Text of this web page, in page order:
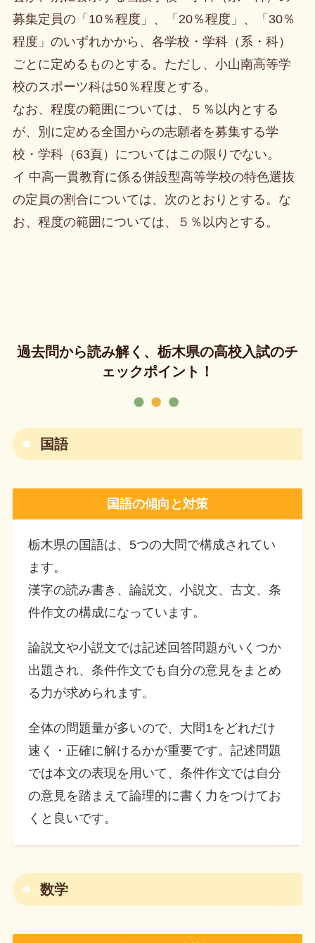
募集定員の「10％程度」、「20％程度」、「30％
程度」のいずれかから、各学校・学科（系・科）
ごとに定めるものとする。ただし、小山南高等学
校のスポーツ科は50％程度とする。
なお、程度の範囲については、５％以内とする
が、別に定める全国からの志願者を募集する学
校・学科（63頁）についてはこの限りでない。
イ 中高一貫教育に係る併設型高等学校の特色選抜
の定員の割合については、次のとおりとする。な
お、程度の範囲については、５％以内とする。
過去問から読み解く、栃木県の高校入試のチ
ェックポイント！
国語
国語の傾向と対策
栃木県の国語は、5つの大問で構成されてい
ます。
漢字の読み書き、論説文、小説文、古文、条
件作文の構成になっています。
論説文や小説文では記述回答問題がいくつか
出題され、条件作文でも自分の意見をまとめ
る力が求められます。
全体の問題量が多いので、大問1をどれだけ
速く・正確に解けるかが重要です。記述問題
では本文の表現を用いて、条件作文では自分
の意見を踏まえて論理的に書く力をつけてお
くと良いです。
数学